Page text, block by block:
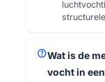
helpWat is de
vocht in